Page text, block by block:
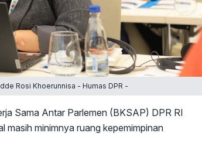
Rosi Khoerunnisa - Humas DPR -
Sama Antar Parlemen (BKSAP) DPR RI
masih minimnya ruang kepemimpinan